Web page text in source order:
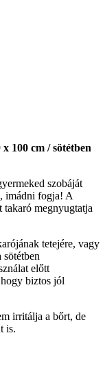
100 cm / sötétben
szobáját
imádni fogja! A
megnyugtatja
tetejére, vagy
előtt
biztos jól
irritálja a bőrt, de
is.